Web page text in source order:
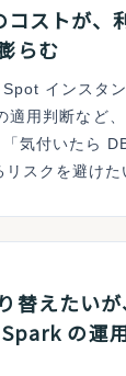
ストが、
らむ
インスタン
用判断など
気付いたら
スクを避けた
替えたいが
の運